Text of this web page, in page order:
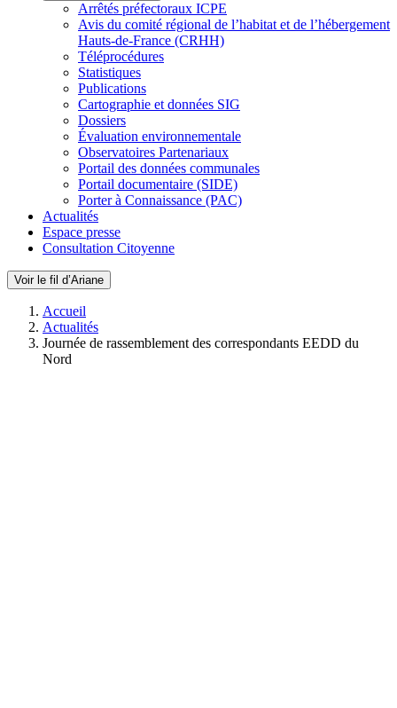
Arrêtés préfectoraux ICPE
Avis du comité régional de l’habitat et de l’hébergement
Hauts-de-France (CRHH)
Téléprocédures
Statistiques
Publications
Cartographie et données SIG
Dossiers
Évaluation environnementale
Observatoires Partenariaux
Portail des données communales
Portail documentaire (SIDE)
Porter à Connaissance (PAC)
Actualités
Espace presse
Consultation Citoyenne
Voir le fil d’Ariane
Accueil
Actualités
Journée de rassemblement des correspondants EEDD du
Nord